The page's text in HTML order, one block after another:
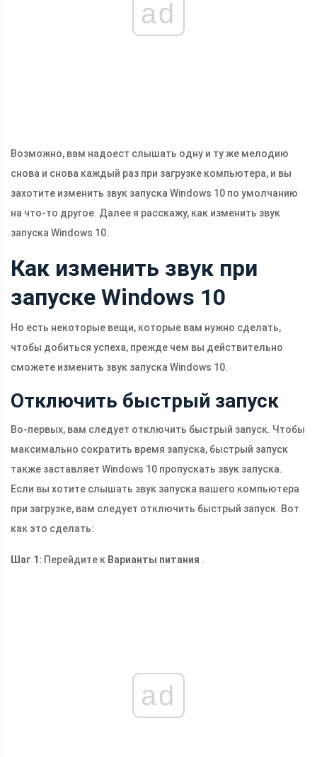
ad
Возможно, вам надоест слышать одну и ту же мелодию
снова и снова каждый раз при загрузке компьютера, и вы
захотите изменить звук запуска Windows 10 по умолчанию
на что-то другое. Далее я расскажу, как изменить звук
запуска Windows 10.
Как изменить звук при
запуске Windows 10
Но есть некоторые вещи, которые вам нужно сделать,
чтобы добиться успеха, прежде чем вы действительно
сможете изменить звук запуска Windows 10.
Отключить быстрый запуск
Во-первых, вам следует отключить быстрый запуск. Чтобы
максимально сократить время запуска, быстрый запуск
также заставляет Windows 10 пропускать звук запуска.
Если вы хотите слышать звук запуска вашего компьютера
при загрузке, вам следует отключить быстрый запуск. Вот
как это сделать:
Шаг 1: Перейдите к Варианты питания .
ad